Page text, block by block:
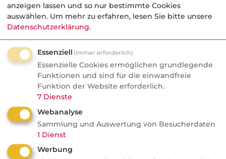
AktuelleNachrichten
FONDS professionell
Studie: Ungleiche
Besteuerung begünstigte
Französische Revolution
Politik
anzeigen lassen und so nur bestimmte Cookies
auswählen. Um mehr zu erfahren, lesen Sie bitte unsere
Datenschutzerklärung.
Essenziell (immer erforderlich)
Essenzielle Cookies ermöglichen grundlegende
Funktionen und sind für die einwandfreie
Funktion der Website erforderlich.
7 Dienste
Webanalyse
Sammlung und Auswertung von Besucherdaten
1 Dienst
Werbung